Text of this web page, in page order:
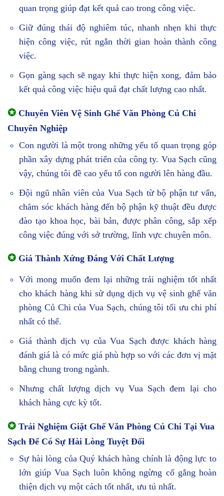
quan trọng giúp đạt kết quả cao trong công việc.
Giữ đúng thái độ nghiêm túc, nhanh nhẹn khi thực
hiện công việc, rút ngắn thời gian hoàn thành công
việc.
Gọn gàng sạch sẽ ngay khi thực hiện xong, đảm bảo
kết quả công việc hiệu quả đạt chất lượng cao nhất.
✪ Chuyên Viên Vệ Sinh Ghế Văn Phòng Củ Chi
Chuyên Nghiệp
Con người là một trong những yếu tố quan trọng góp
phần xây dựng phát triển của công ty. Vua Sạch cũng
vậy, chúng tôi đề cao yếu tố con người lên hàng đầu.
Đội ngũ nhân viên của Vua Sạch từ bộ phận tư vấn,
chăm sóc khách hàng đến bộ phận kỹ thuật đều được
đào tạo khoa học, bài bản, được phân công, sắp xếp
công việc đúng với sở trường, lĩnh vực chuyên môn.
✪ Giá Thành Xứng Đáng Với Chất Lượng
Với mong muốn đem lại những trải nghiệm tốt nhất
cho khách hàng khi sử dụng dịch vụ vệ sinh ghế văn
phòng Củ Chi của Vua Sạch, chúng tôi tối ưu chi phí
nhất có thể.
Giá thành dịch vụ của Vua Sạch được khách hàng
đánh giá là có mức giá phù hợp so với các đơn vị mặt
bằng chung trong ngành.
Nhưng chất lượng dịch vụ Vua Sạch đem lại cho
khách hàng cực kỳ tốt.
✪ Trải Nghiệm Giặt Ghế Văn Phòng Củ Chi Tại Vua
Sạch Để Có Sự Hài Lòng Tuyệt Đối
Sự hài lòng của Quý khách hàng chính là động lực to
lớn giúp Vua Sạch luôn không ngừng cố gắng hoàn
thiện dịch vụ một cách tốt nhất, ưu tú nhất.